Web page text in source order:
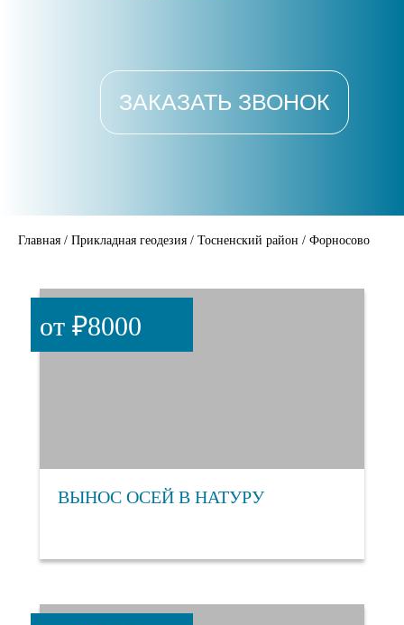
ЗАКАЗАТЬ ЗВОНОК
Главная / Прикладная геодезия / Тосненский район / Форносово
ВЫНОС ОСЕЙ В НАТУРУ
от ₽8000